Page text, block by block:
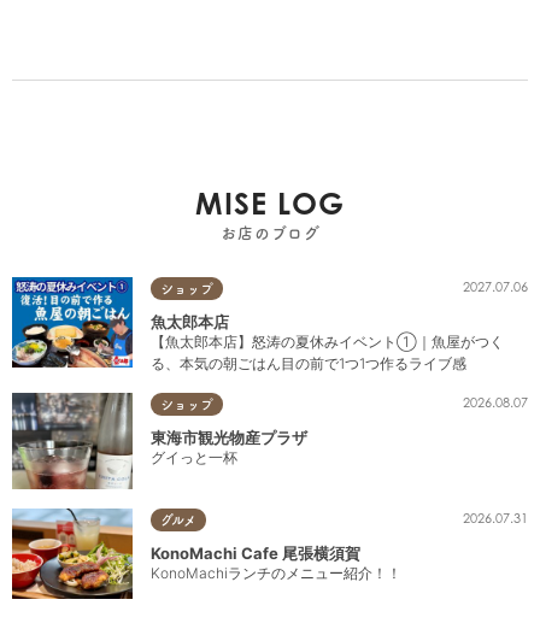
MISE LOG
お店のブログ
ショップ 2027.07.06
魚太郎本店
【魚太郎本店】怒涛の夏休みイベント①｜魚屋がつく
る、本気の朝ごはん目の前で1つ1つ作るライブ感
ショップ 2026.08.07
東海市観光物産プラザ
グイっと一杯
グルメ 2026.07.31
KonoMachi Cafe 尾張横須賀
KonoMachiランチのメニュー紹介！！